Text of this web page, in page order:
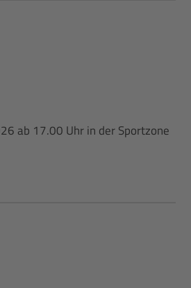
ab 17.00 Uhr in der Sportzone